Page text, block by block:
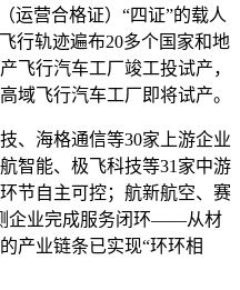
运营合格证）“四证”的载人
行轨迹遍布20多个国家和地
飞行汽车工厂竣工投试产，
域飞行汽车工厂即将试产。
、海格通信等30家上游企业
智能、极飞科技等31家中游
节自主可控；航新航空、赛
企业完成服务闭环——从材
产业链条已实现“环环相